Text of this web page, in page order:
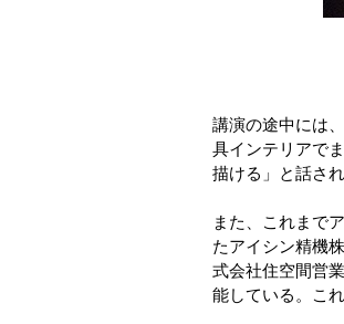
講演の途中には
具インテリアで
描ける」と話され
また、これまで
たアイシン精機
式会社住空間営
能している。こ